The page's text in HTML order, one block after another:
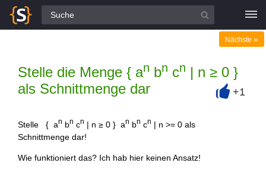
Alle Fragen
Stelle die Menge { an bn cn | n ≥ 0 }
als Schnittmenge dar
Nächste »
+1
Stelle { an bn cn | n ≥ 0 } an bn cn | n >= 0 als
Schnittmenge dar!
Wie funktioniert das? Ich hab hier keinen Ansatz!